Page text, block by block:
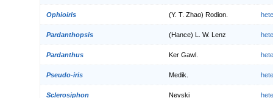
Ophioiris (Y. T. Zhao) Rodion.
Pardanthopsis (Hance) L. W. Lenz
Pardanthus Ker Gawl.
Pseudo-iris Medik.
Sclerosiphon Nevski